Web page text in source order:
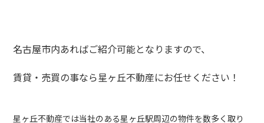
名古屋市内あればご紹介可能となりますので、
賃貸・売買の事なら星ヶ丘不動産にお任せください！
星ヶ丘不動産では当社のある星ヶ丘駅周辺の物件を数多く取り